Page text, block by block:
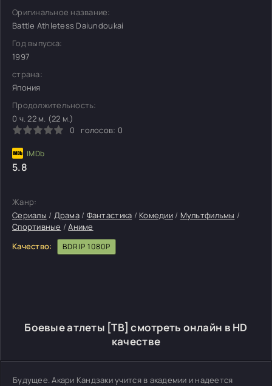
Оригинальное название:
Battle Athletess Daiundoukai
Год выпуска:
1997
страна:
Япония
Продолжительность:
0 ч. 22 м. (22 м.)
0
голосов: 0
5.8
Жанр:
Сериалы / Драма/ Фантастика / Комедии/ Мультфильмы /
Спортивные /Аниме
Качество:
BDRIP 1080P
Боевые атлеты [ТВ] смотреть онлайн в HD
качестве
Будущее. Акари Кандзаки учится в академии и надеется